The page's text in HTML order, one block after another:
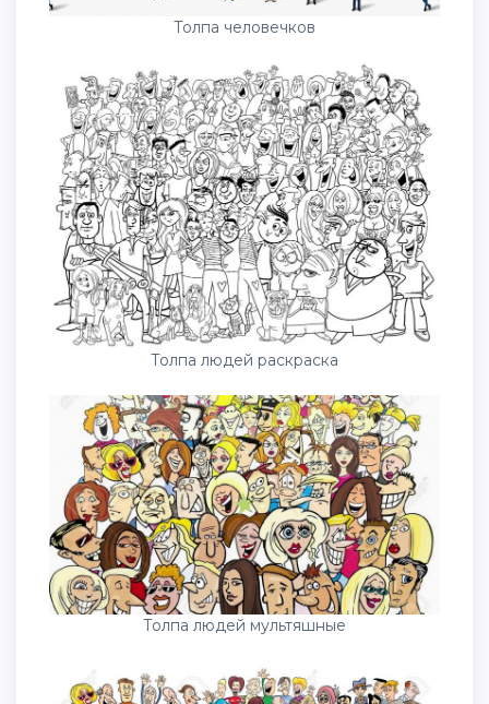
Толпа человечков
Толпа людей раскраска
Толпа людей мультяшные